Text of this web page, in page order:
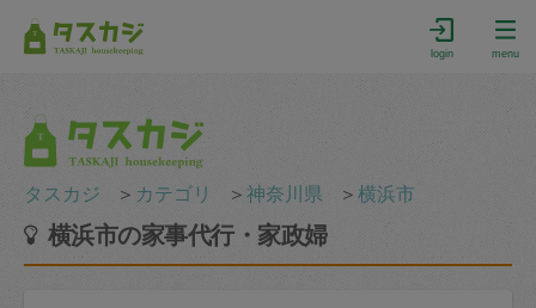
login menu
タスカジ ＞ カテゴリ ＞神奈川県 ＞横浜市
横浜市の家事代行・家政婦